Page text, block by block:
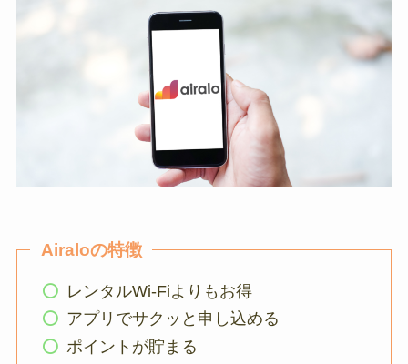
Airaloの特徴
レンタルWi-Fiよりもお得
アプリでサクッと申し込める
ポイントが貯まる